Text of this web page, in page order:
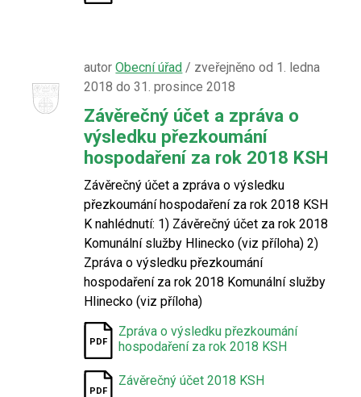
autorObecní úřad / zveřejněno od 1. ledna
2018 do 31. prosince 2018
Závěrečný účet a zpráva o
výsledku přezkoumání
hospodaření za rok 2018 KSH
Závěrečný účet a zpráva o výsledku
přezkoumání hospodaření za rok 2018 KSH
K nahlédnutí: 1) Závěrečný účet za rok 2018
Komunální služby Hlinecko (viz příloha) 2)
Zpráva o výsledku přezkoumání
hospodaření za rok 2018 Komunální služby
Hlinecko (viz příloha)
Zpráva o výsledku přezkoumání
hospodaření za rok 2018 KSH
Závěrečný účet 2018 KSH